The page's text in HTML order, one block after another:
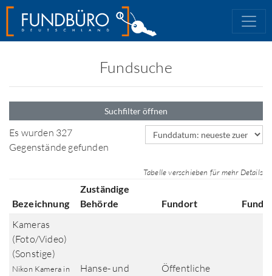
Fundsuche
Suchfilter öffnen
Es wurden 327
Gegenstände gefunden
Sortierfeld
Tabelle verschieben für mehr Details
Bezeichnung
Zuständige
Behörde
Fundort
Kameras
(Foto/Video)
(Sonstige)
Nikon Kamera in
Hanse- und
Öffentliche